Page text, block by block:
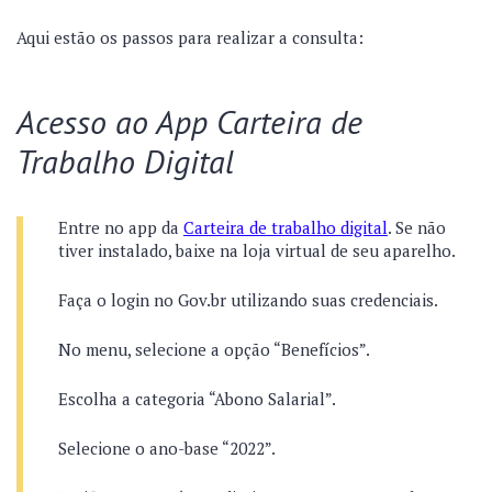
Aqui estão os passos para realizar a consulta:
Acesso ao App Carteira de
Trabalho Digital
Entre no app da Carteira de trabalho digital. Se não
tiver instalado, baixe na loja virtual de seu aparelho.
Faça o login no Gov.br utilizando suas credenciais.
No menu, selecione a opção “Benefícios”.
Escolha a categoria “Abono Salarial”.
Selecione o ano-base “2022”.